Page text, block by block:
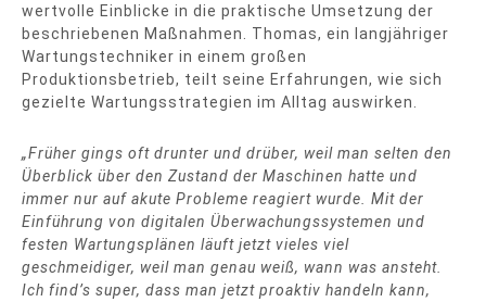
wertvolle Einblicke in die praktische Umsetzung der
beschriebenen Maßnahmen. Thomas, ein langjähriger
Wartungstechniker in einem großen
Produktionsbetrieb, teilt seine Erfahrungen, wie sich
gezielte Wartungsstrategien im Alltag auswirken.
„Früher gings oft drunter und drüber, weil man selten den
Überblick über den Zustand der Maschinen hatte und
immer nur auf akute Probleme reagiert wurde. Mit der
Einführung von digitalen Überwachungssystemen und
festen Wartungsplänen läuft jetzt vieles viel
geschmeidiger, weil man genau weiß, wann was ansteht.
Ich find’s super, dass man jetzt proaktiv handeln kann,